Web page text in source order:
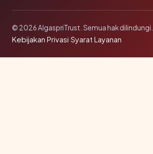
© 2026 AlgaspriTrust. Semua hak dilindungi.
Kebijakan Privasi·Syarat Layanan